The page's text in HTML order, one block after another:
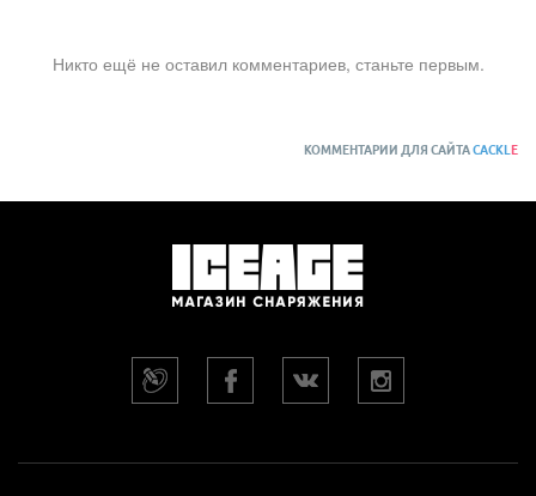
Никто ещё не оставил комментариев, станьте первым.
КОММЕНТАРИИ ДЛЯ САЙТАCACKL E